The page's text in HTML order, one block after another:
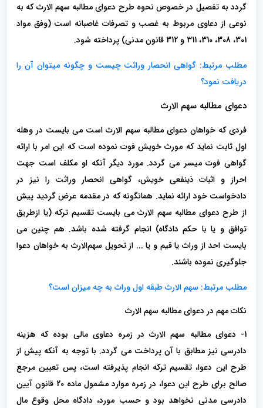
گردد به تفصیل در خصوص نحوه طرح دعوای مطالبه سهم الارث که به
نوعی از دعاوی مربوط به غصب و تصرفات غاصبانه است (وفق مواد
301، 308، 310، 311 و 312 قانون مدنی) پرداخته شود.
مطلب مرتبط: گواهی انحصار وراثت چیست و چگونه میتوان آن را
دریافت نمود؟
دعوای مطالبه سهم الارث
فردی که خواهان دعوای مطالبه سهم الارث است می بایست در وهله
اول ثابت نماید که مورث خویش فوت نموده است که این امر با ارائه
گواهی فوت میسر می گردد. مورد دیگر آنکه او مکلف است جهت
احراز و اثبات ذینفعی خویش، گواهی انحصار وراثت را نیز در
دادخواست خود ارائه نماید. همانگونه که در مقدمه عرض گردید پیش
از طرح دعوای مطالبه سهم الارث می بایست تقسیم ترکه (یا ازطریق
توافق و یا با حکم دادگاه) انجام گرفته شده باشد. هم چنین می
بایست احد از وراث یا قیم و یا ... از تحویل سهم‌الارث به خواهان دعوا
جلوگیری نموده باشند.
مطلب مرتبط: سهم الارث طبقه اول وراث به چه میزان است؟
نکات مهم در دعوای مطالبه سهم الارث
1- دعوای مطالبه سهم الارث در زمره دعاوی مالی بوده که هزینه
دادرسی نیز مطابق با آن پرداخت می گردد. با توجه به آنکه پیش از
طرح این دعوا، تقسیم ترکه انجام پذیرفته است، پس تعیین مرجع
صالح برای طرح این دعوا، در زمره موارد مشمول ماده 20 قانون آیین
دادرسی مدنی نخواهد بود و حسب مورد، دادگاه محل وقوع مال